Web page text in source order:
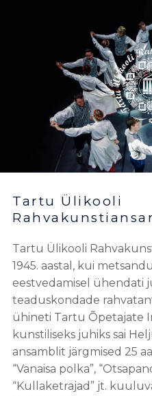
Tartu Ülikooli
Tartu Ülikooli
1945. aastal, kui
eestvedamisel ühendati
teaduskondade
ühineti Tartu Õpetajate
kunstiliseks juhiks sai
ansamblit järgmised 25
“Vanaisa polka”,
“Kullaketrajad” jt.